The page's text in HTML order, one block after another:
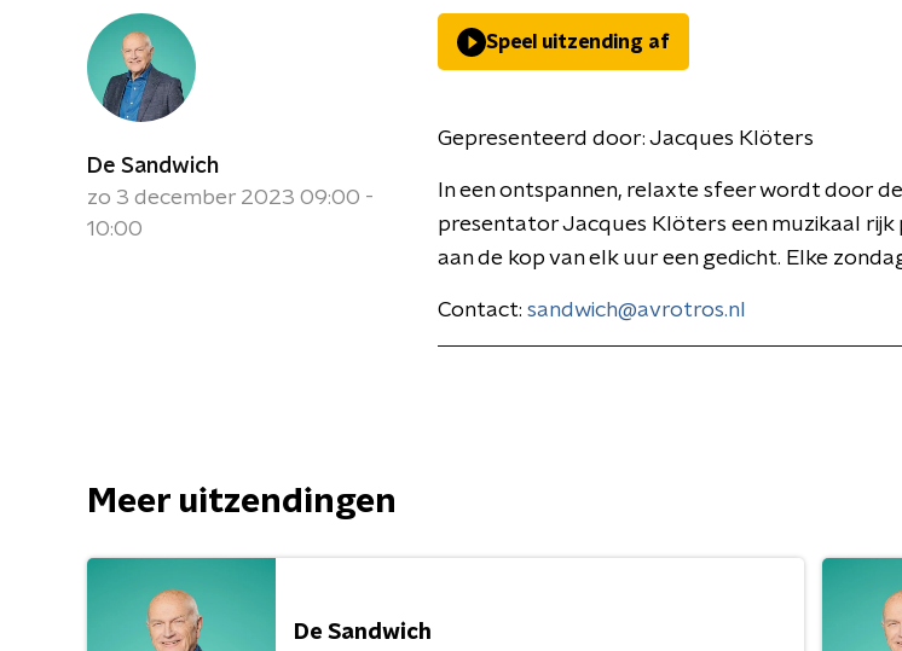
De Sandwich
zo 3 december 2023 09:00 -
10:00
Speel uitzending af
Gepresenteerd door: Jacques Klöters
In een ontspannen, relaxte sfeer wordt door
presentator Jacques Klöters een muzikaal
aan de kop van elk uur een gedicht. Elke
Contact: sandwich@avrotros.nl
Meer uitzendingen
De Sandwich